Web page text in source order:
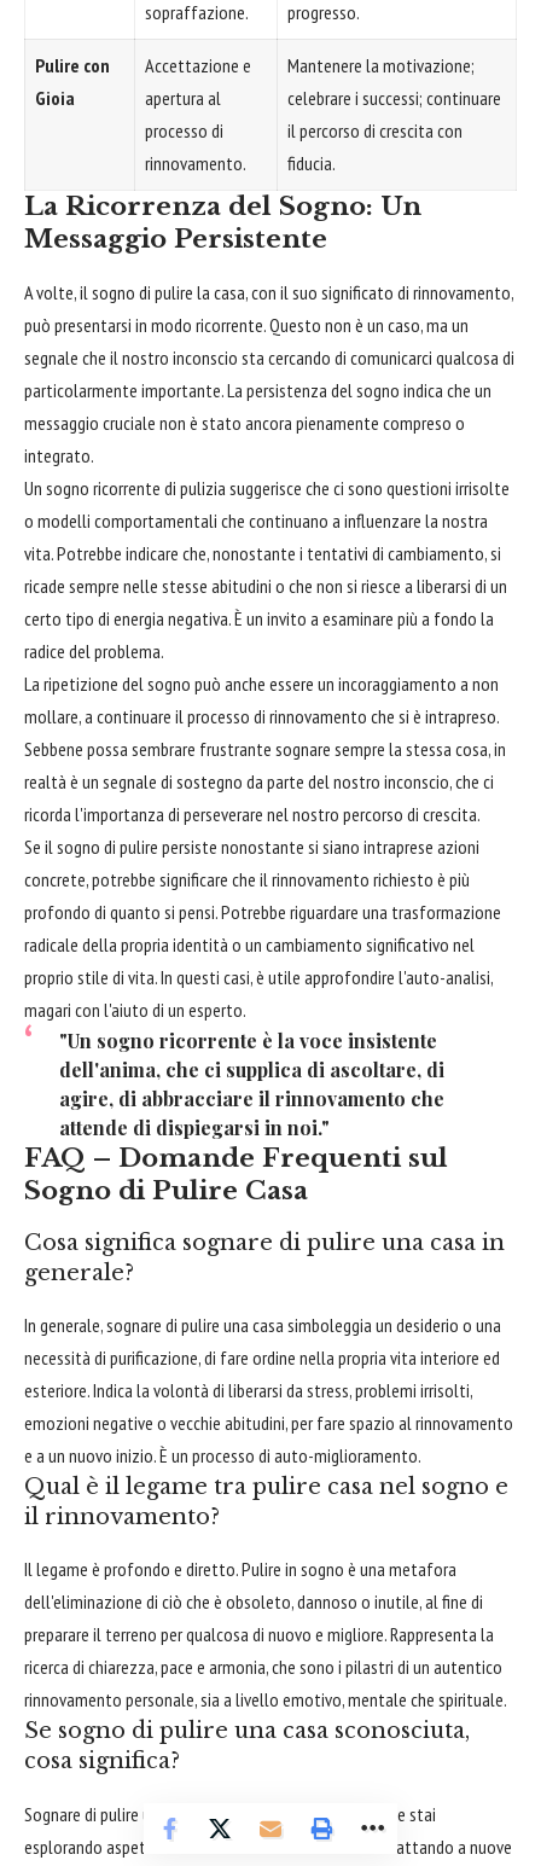
sopraffazione.
progresso.
Pulire con
Gioia
Accettazione e
apertura al
processo di
rinnovamento.
Mantenere la motivazione;
celebrare i successi; continuare
il percorso di crescita con
fiducia.
La Ricorrenza del Sogno: Un
Messaggio Persistente
A volte, il sogno di pulire la casa, con il suo significato di rinnovamento,
può presentarsi in modo ricorrente. Questo non è un caso, ma un
segnale che il nostro inconscio sta cercando di comunicarci qualcosa di
particolarmente importante. La persistenza del sogno indica che un
messaggio cruciale non è stato ancora pienamente compreso o
integrato.
Un sogno ricorrente di pulizia suggerisce che ci sono questioni irrisolte
o modelli comportamentali che continuano a influenzare la nostra
vita. Potrebbe indicare che, nonostante i tentativi di cambiamento, si
ricade sempre nelle stesse abitudini o che non si riesce a liberarsi di un
certo tipo di energia negativa. È un invito a esaminare più a fondo la
radice del problema.
La ripetizione del sogno può anche essere un incoraggiamento a non
mollare, a continuare il processo di rinnovamento che si è intrapreso.
Sebbene possa sembrare frustrante sognare sempre la stessa cosa, in
realtà è un segnale di sostegno da parte del nostro inconscio, che ci
ricorda l'importanza di perseverare nel nostro percorso di crescita.
Se il sogno di pulire persiste nonostante si siano intraprese azioni
concrete, potrebbe significare che il rinnovamento richiesto è più
profondo di quanto si pensi. Potrebbe riguardare una trasformazione
radicale della propria identità o un cambiamento significativo nel
proprio stile di vita. In questi casi, è utile approfondire l'auto-analisi,
magari con l'aiuto di un esperto.
"Un sogno ricorrente è la voce insistente
dell'anima, che ci supplica di ascoltare, di
agire, di abbracciare il rinnovamento che
attende di dispiegarsi in noi."
FAQ – Domande Frequenti sul
Sogno di Pulire Casa
Cosa significa sognare di pulire una casa in
generale?
In generale, sognare di pulire una casa simboleggia un desiderio o una
necessità di purificazione, di fare ordine nella propria vita interiore ed
esteriore. Indica la volontà di liberarsi da stress, problemi irrisolti,
emozioni negative o vecchie abitudini, per fare spazio al rinnovamento
e a un nuovo inizio. È un processo di auto-miglioramento.
Qual è il legame tra pulire casa nel sogno e
il rinnovamento?
Il legame è profondo e diretto. Pulire in sogno è una metafora
dell'eliminazione di ciò che è obsoleto, dannoso o inutile, al fine di
preparare il terreno per qualcosa di nuovo e migliore. Rappresenta la
ricerca di chiarezza, pace e armonia, che sono i pilastri di un autentico
rinnovamento personale, sia a livello emotivo, mentale che spirituale.
Se sogno di pulire una casa sconosciuta,
cosa significa?
Sognare di pulire una casa sconosciuta può indicare che stai
esplorando aspetti inediti di te stesso o che ti stai adattando a nuove